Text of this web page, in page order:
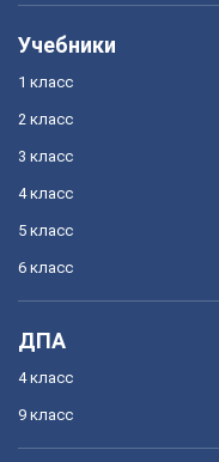
Учебники
1 класс
2 класс
3 класс
4 класс
5 класс
6 класс
ДПА
4 класс
9 класс